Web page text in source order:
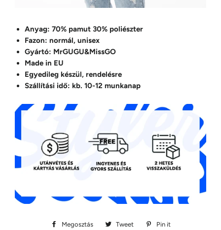
Anyag: 70% pamut 30% poliészter
Fazon: normál, unisex
Gyártó: MrGUGU&MissGO
Made in EU
Egyedileg készül, rendelésre
Szállítási idő: kb. 10-12 munkanap
Megosztás
Megosztás
Tweet
Megosztás
Pin it